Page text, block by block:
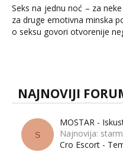
Seks na jednu noć – za
za druge emotivna minska
o seksu govori otvorenije
dalje izaziva burne
NAJNOVIJI
S
MOSTAR -
Najnovija:
Cro Escort -